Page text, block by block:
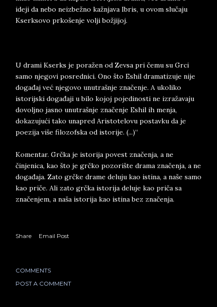
ideji da nebo neizbežno kažnjava Ibris, u ovom slučaju
Kserksovo prkošenje volji božjijoj.
U drami Kserks je poražen od Zevsa pri čemu su Grci
samo njegovi posrednici. Ono što Eshil dramatizuje nije
događaj već njegovo unutrašnje značenje. A ukoliko
istorijski događaji u bilo kojoj pojedinosti ne izražavaju
dovoljno jasno unutrašnje značenje Eshil ih menja,
dokazujući tako unapred Aristotelovu postavku da je
poezija više filozofska od istorije. (...)“
Komentar. Grčka je istorija povest značenja, a ne
činjenica, kao što je grčko pozorište drama značenja, a ne
događaja. Zato grčke drame deluju kao istina, a naše samo
kao priče. Ali zato grčka istorija deluje kao priča sa
značenjem, a naša istorija kao istina bez značenja.
Share Email Post
COMMENTS
POST A COMMENT